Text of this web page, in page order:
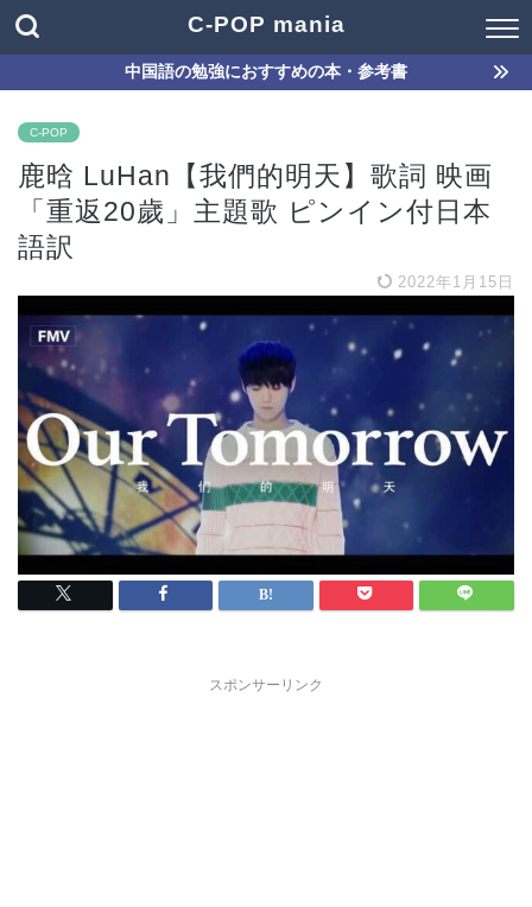
C-POP mania
中国語の勉強におすすめの本・参考書
C-POP
鹿晗 LuHan【我們的明天】歌詞 映画
「重返20歲」主題歌 ピンイン付日本
語訳
2022年1月15日
スポンサーリンク